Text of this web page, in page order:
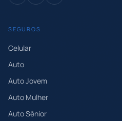
SEGUROS
Celular
Auto
Auto Jovem
Auto Mulher
Auto Sênior